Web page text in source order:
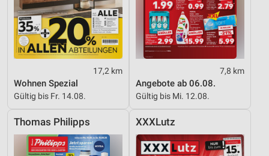
17,2 km
Wohnen Spezial
Gültig bis Fr. 14.08.
7,8 km
Angebote ab 06.08.
Gültig bis Mi. 12.08.
Thomas Philipps XXXLutz